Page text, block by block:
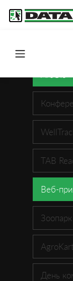
TAB
Веб-
Зоопарк
День